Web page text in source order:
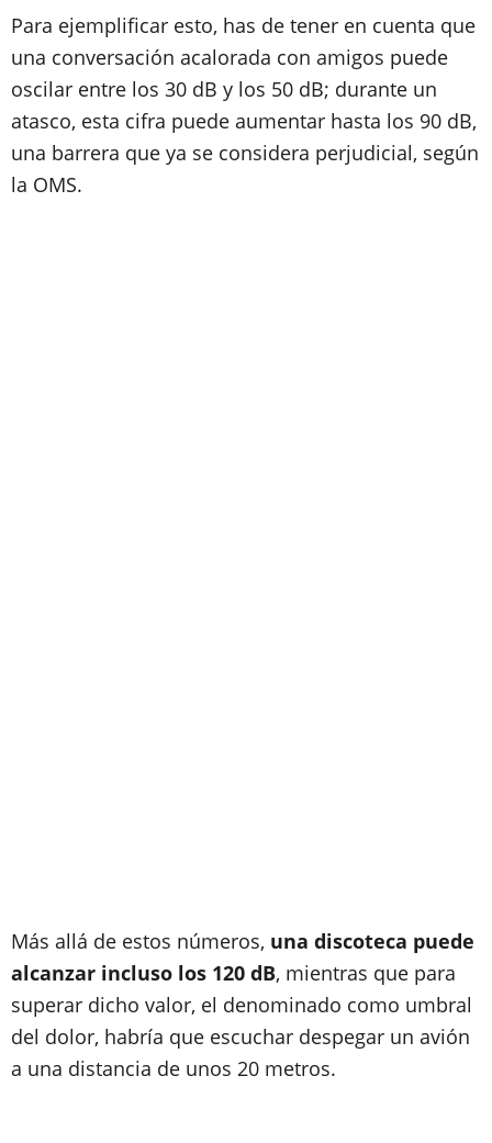
Para ejemplificar esto, has de tener en cuenta que
una conversación acalorada con amigos puede
oscilar entre los 30 dB y los 50 dB; durante un
atasco, esta cifra puede aumentar hasta los 90 dB,
una barrera que ya se considera perjudicial, según
la OMS.
Más allá de estos números, una discoteca puede
alcanzar incluso los 120 dB, mientras que para
superar dicho valor, el denominado como umbral
del dolor, habría que escuchar despegar un avión
a una distancia de unos 20 metros.